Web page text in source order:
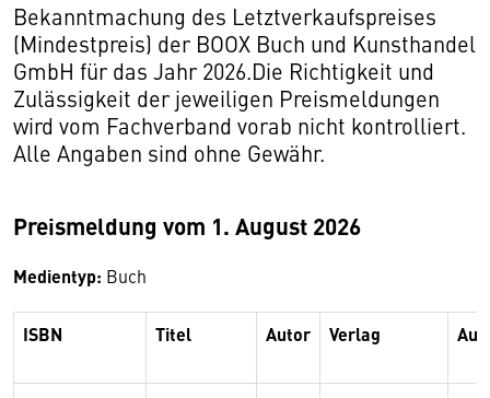
Bekanntmachung des Letztverkaufspreises
(Mindestpreis) der BOOX Buch und Kunsthandel
GmbH für das Jahr 2026.Die Richtigkeit und
Zulässigkeit der jeweiligen Preismeldungen
wird vom Fachverband vorab nicht kontrolliert.
Alle Angaben sind ohne Gewähr.
Preismeldung vom 1. August 2026
Medientyp: Buch
ISBN Titel Autor Verlag